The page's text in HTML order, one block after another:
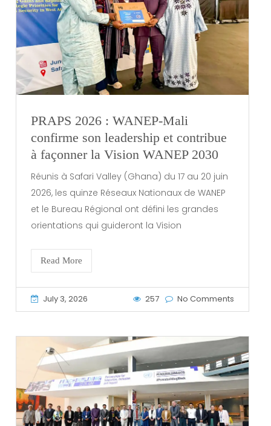
PRAPS 2026 : WANEP-Mali
confirme son leadership et contribue
à façonner la Vision WANEP 2030
Réunis à Safari Valley (Ghana) du 17 au 20 juin
2026, les quinze Réseaux Nationaux de WANEP
et le Bureau Régional ont défini les grandes
orientations qui guideront la Vision
Read More
July 3, 2026 257 No Comments